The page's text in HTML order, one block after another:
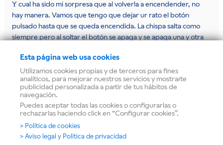
Esta página web usa cookies
Utilizamos cookies propias y de terceros para fines
analíticos, para mejorar nuestros servicios y mostrarte
publicidad personalizada a partir de tus hábitos de
navegación.
Puedes aceptar todas las cookies o configurarlas o
rechazarlas haciendo click en “Configurar cookies”.
> Política de cookies
> Aviso legal y Política de privacidad
Y cual ha sido mi sorpresa que al volverla a encendender, no
hay manera. Vamos que tengo que dejar ur rato el botón
pulsado hasta que se queda encendida. La chispa salta como
siempre pero al soltar el botón se apaga y se apaga una y otra
debido? si los mandos estan bien puestos y no hay nada
anormal. Por favor si me podeis dar alguna solución a esto os lo
agradecería. Me ha pasado a partir de quitar los mandos para
limpiarla bien. Y eso por ser demasiado perfeccionista para
todo…….. espero vuestra respuesta.
Yo la verdad es que no encuentro el motivo, pero tal vez haya
hecho algo mal . Un cordial saludo.